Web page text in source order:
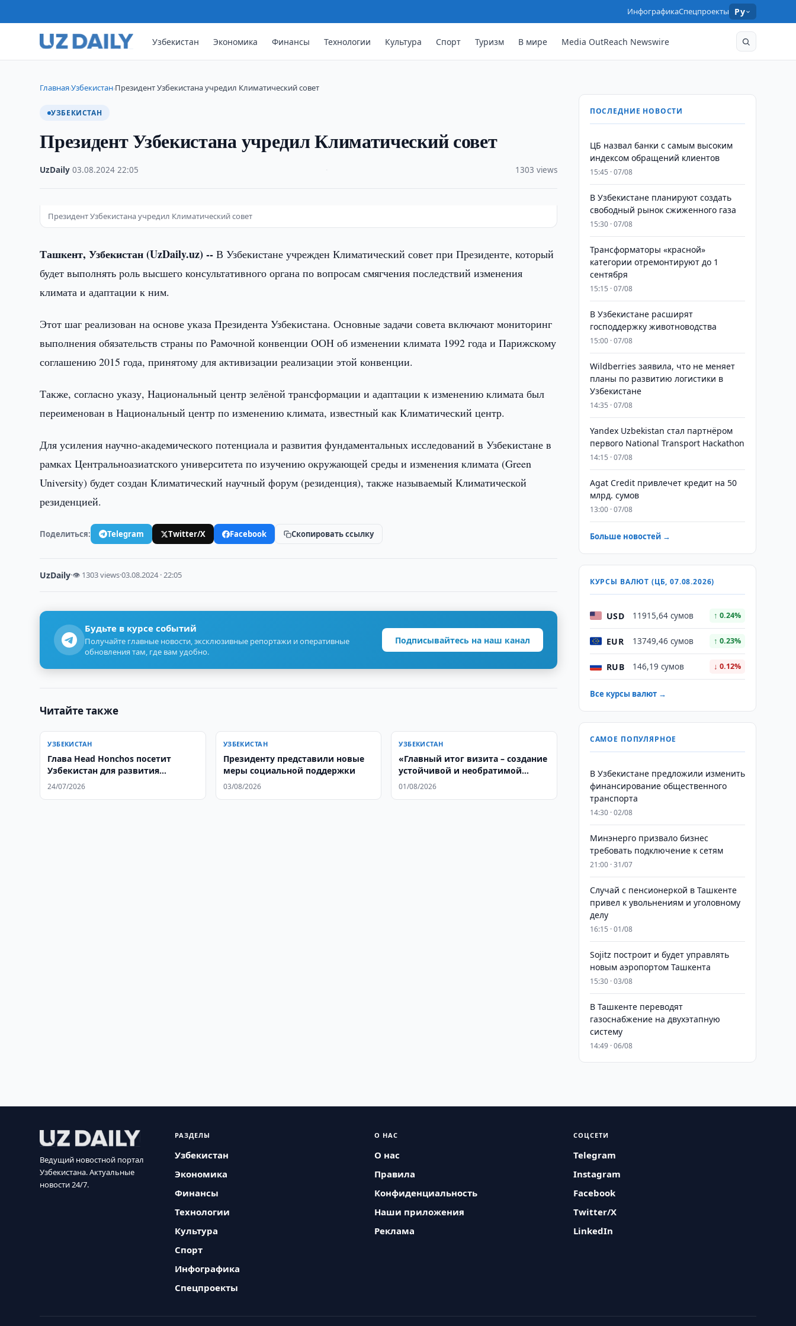
ИнфографикаСпецпроекты Ру
Узбекистан Экономика Финансы Технологии Культура Спорт Туризм В мире Media OutReach Newswire
Главная›Узбекистан›Президент Узбекистана учредил Климатический совет
УЗБЕКИСТАН
Президент Узбекистана учредил Климатический совет
UzDaily ·03.08.2024 ·22:05 1303 views
Президент Узбекистана учредил Климатический совет
Ташкент, Узбекистан (UzDaily.uz) -- В Узбекистане учрежден Климатический совет при Президенте, который
будет выполнять роль высшего консультативного органа по вопросам смягчения последствий изменения
климата и адаптации к ним.
Этот шаг реализован на основе указа Президента Узбекистана. Основные задачи совета включают мониторинг
выполнения обязательств страны по Рамочной конвенции ООН об изменении климата 1992 года и Парижскому
соглашению 2015 года, принятому для активизации реализации этой конвенции.
Также, согласно указу, Национальный центр зелёной трансформации и адаптации к изменению климата был
переименован в Национальный центр по изменению климата, известный как Климатический центр.
Для усиления научно-академического потенциала и развития фундаментальных исследований в Узбекистане в
рамках Центральноазиатского университета по изучению окружающей среды и изменения климата (Green
University) будет создан Климатический научный форум (резиденция), также называемый Климатической
резиденцией.
Поделиться: Telegram Twitter/X Facebook Скопировать ссылку
UzDaily·👁 1303 views·03.08.2024 · 22:05
Будьте в курсе событий
Получайте главные новости, эксклюзивные репортажи и оперативные
обновления там, где вам удобно.
Подписывайтесь на наш канал
Читайте также
УЗБЕКИСТАН
Глава Head Honchos посетит
Узбекистан для развития
программы H-2A
24/07/2026
УЗБЕКИСТАН
Президенту представили новые
меры социальной поддержки
03/08/2026
УЗБЕКИСТАН
«Главный итог визита – создание
устойчивой и необратимой
модели сотрудничества»
01/08/2026
ПОСЛЕДНИЕ НОВОСТИ
ЦБ назвал банки с самым высоким
индексом обращений клиентов
15:45 · 07/08
В Узбекистане планируют создать
свободный рынок сжиженного газа
15:30 · 07/08
Трансформаторы «красной»
категории отремонтируют до 1
сентября
15:15 · 07/08
В Узбекистане расширят
господдержку животноводства
15:00 · 07/08
Wildberries заявила, что не меняет
планы по развитию логистики в
Узбекистане
14:35 · 07/08
Yandex Uzbekistan стал партнёром
первого National Transport Hackathon
14:15 · 07/08
Agat Credit привлечет кредит на 50
млрд. сумов
13:00 · 07/08
Больше новостей →
КУРСЫ ВАЛЮТ (ЦБ, 07.08.2026)
USD 11915,64 сумов ↑ 0.24%
EUR 13749,46 сумов ↑ 0.23%
RUB 146,19 сумов ↓ 0.12%
Все курсы валют →
САМОЕ ПОПУЛЯРНОЕ
В Узбекистане предложили изменить
финансирование общественного
транспорта
14:30 · 02/08
Минэнерго призвало бизнес
требовать подключение к сетям
21:00 · 31/07
Случай с пенсионеркой в Ташкенте
привел к увольнениям и уголовному
делу
16:15 · 01/08
Sojitz построит и будет управлять
новым аэропортом Ташкента
15:30 · 03/08
В Ташкенте переводят
газоснабжение на двухэтапную
систему
14:49 · 06/08
Ведущий новостной портал
Узбекистана. Актуальные
новости 24/7.
РАЗДЕЛЫ
Узбекистан
Экономика
Финансы
Технологии
Культура
Спорт
Инфографика
Спецпроекты
О НАС
О нас
Правила
Конфиденциальность
Наши приложения
Реклама
СОЦСЕТИ
Telegram
Instagram
Facebook
Twitter/X
LinkedIn